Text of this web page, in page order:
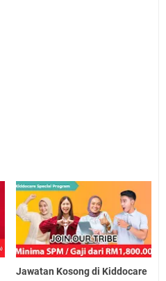
Jawatan Kosong di Kiddocare